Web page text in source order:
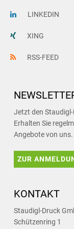
LINKEDIN
XING
RSS-FEED
Jetzt den
Erhalten Sie
Angebote von uns.
ZUR
KONTAKT
Staudigl-Druck
Schützenring 1